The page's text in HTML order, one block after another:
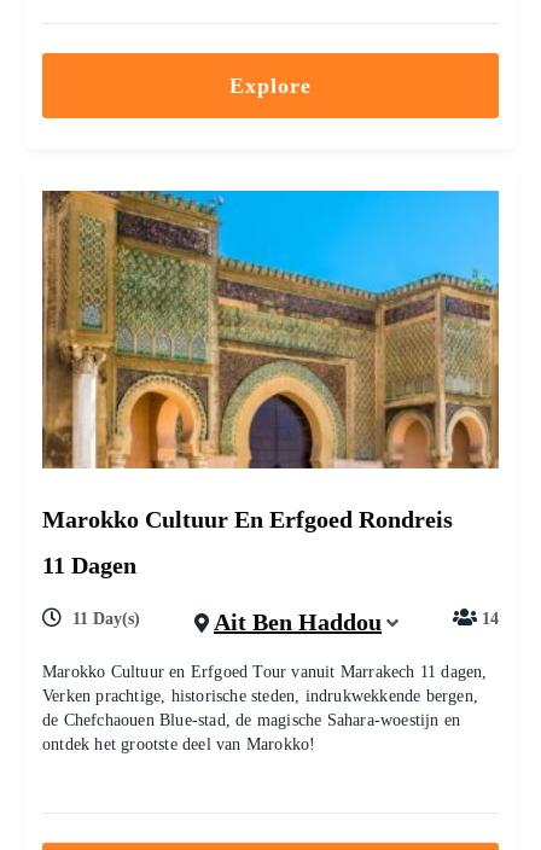
Explore
Marokko Cultuur En Erfgoed Rondreis
11 Dagen
11 Day(s) Ait Ben Haddou 14
Marokko Cultuur en Erfgoed Tour vanuit Marrakech 11 dagen,
Verken prachtige, historische steden, indrukwekkende bergen,
de Chefchaouen Blue-stad, de magische Sahara-woestijn en
ontdek het grootste deel van Marokko!